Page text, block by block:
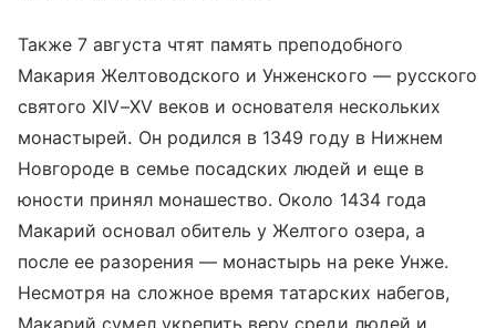
Также 7 августа чтят память преподобного
Макария Желтоводского и Унженского — русского
святого XIV–XV веков и основателя нескольких
монастырей. Он родился в 1349 году в Нижнем
Новгороде в семье посадских людей и еще в
юности принял монашество. Около 1434 года
Макарий основал обитель у Желтого озера, а
после ее разорения — монастырь на реке Унже.
Несмотря на сложное время татарских набегов,